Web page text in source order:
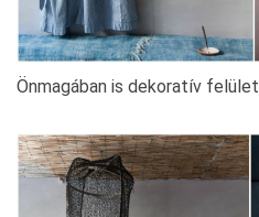
Önmagában is dekoratív felület